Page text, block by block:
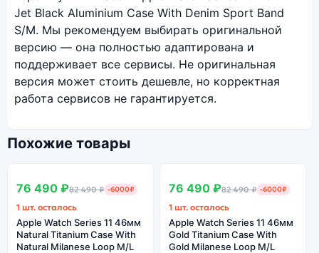
Jet Black Aluminium Case With Denim Sport Band
S/M. Мы рекомендуем выбирать оригинальной
версию — она полностью адаптирована и
поддерживает все сервисы. Не оригинальная
версия может стоить дешевле, но корректная
работа сервисов не гарантируется.
Похожие товары
76 490 ₽82 490 ₽ -6000₽
1 шт. осталось
Apple Watch Series 11 46мм
Natural Titanium Case With
Natural Milanese Loop M/L
76 490 ₽82 490 ₽ -6000₽
1 шт. осталось
Apple Watch Series 11 46мм
Gold Titanium Case With
Gold Milanese Loop M/L